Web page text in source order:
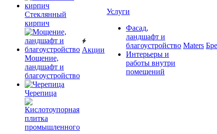
Cтеклянный
кирпич
Мощение,
ландшафт и
благоустройство
Черепица
Акции
Услуги
Фасад,
ландшафт и
благоустройство
Интерьеры и
работы внутри
помещений
Maters